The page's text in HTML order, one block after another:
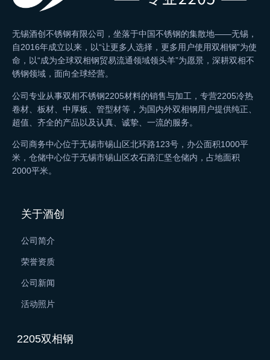
无锡酒创不锈钢有限公司，坐落于中国不锈钢的集散地——无锡，
自2016年成立以来，以“让更多人选择，更多用户使用双相钢”为使
命，以“成为全球双相钢贸易流通领域领头羊”为愿景，深耕双相不
锈钢领域，面向全球经营。
公司专业从事双相不锈钢2205材料的销售与加工，专营2205冷热
卷材、板材、中厚板、管型材等，为国内外双相钢用户提供纯正、
超值、齐全的产品以及认真、诚挚、一流的服务。
公司商务中心位于无锡市锡山区北环路123号，办公面积1000平
米，仓储中心位于无锡市锡山区农石路汇坚仓储内，占地面积
2000平米。
关于酒创
公司简介
荣誉资质
公司新闻
活动照片
2205双相钢